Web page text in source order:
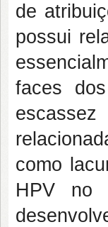
de
possui
faces
como
HPV no